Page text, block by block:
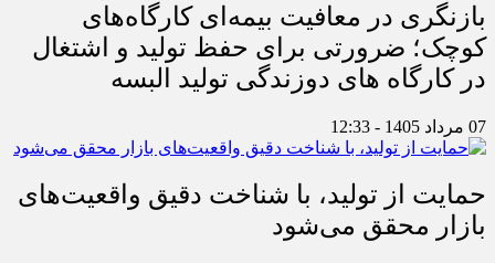
بازنگری در معافیت بیمه‌ای کارگاه‌های
کوچک؛ ضرورتی برای حفظ تولید و اشتغال
در کارگاه های دوزندگی تولید البسه
07 مرداد 1405 - 12:33
حمایت از تولید، با شناخت دقیق واقعیت‌های
بازار محقق می‌شود